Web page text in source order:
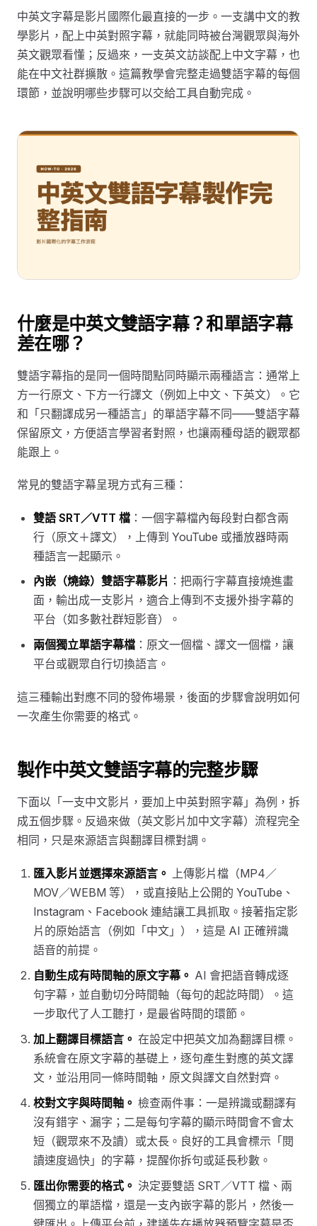
中英文字幕是影片國際化最直接的一步。一支講中文的教
學影片，配上中英對照字幕，就能同時被台灣觀眾與海外
英文觀眾看懂；反過來，一支英文訪談配上中文字幕，也
能在中文社群擴散。這篇教學會完整走過雙語字幕的每個
環節，並說明哪些步驟可以交給工具自動完成。
什麼是中英文雙語字幕？和單語字幕
差在哪？
雙語字幕指的是同一個時間點同時顯示兩種語言：通常上
方一行原文、下方一行譯文（例如上中文、下英文）。它
和「只翻譯成另一種語言」的單語字幕不同——雙語字幕
保留原文，方便語言學習者對照，也讓兩種母語的觀眾都
能跟上。
常見的雙語字幕呈現方式有三種：
雙語 SRT／VTT 檔 ：一個字幕檔內每段對白都含兩
行（原文＋譯文），上傳到 YouTube 或播放器時兩
種語言一起顯示。
內嵌（燒錄）雙語字幕影片 ：把兩行字幕直接燒進畫
面，輸出成一支影片，適合上傳到不支援外掛字幕的
平台（如多數社群短影音）。
兩個獨立單語字幕檔 ：原文一個檔、譯文一個檔，讓
平台或觀眾自行切換語言。
這三種輸出對應不同的發佈場景，後面的步驟會說明如何
一次產生你需要的格式。
製作中英文雙語字幕的完整步驟
下面以「一支中文影片，要加上中英對照字幕」為例，拆
成五個步驟。反過來做（英文影片加中文字幕）流程完全
相同，只是來源語言與翻譯目標對調。
匯入影片並選擇來源語言。 上傳影片檔（MP4／
MOV／WEBM 等），或直接貼上公開的 YouTube、
Instagram、Facebook 連結讓工具抓取。接著指定影
片的原始語言（例如「中文」），這是 AI 正確辨識
語音的前提。
自動生成有時間軸的原文字幕。 AI 會把語音轉成逐
句字幕，並自動切分時間軸（每句的起訖時間）。這
一步取代了人工聽打，是最省時間的環節。
加上翻譯目標語言。 在設定中把英文加為翻譯目標。
系統會在原文字幕的基礎上，逐句產生對應的英文譯
文，並沿用同一條時間軸，原文與譯文自然對齊。
校對文字與時間軸。 檢查兩件事：一是辨識或翻譯有
沒有錯字、漏字；二是每句字幕的顯示時間會不會太
短（觀眾來不及讀）或太長。良好的工具會標示「閱
讀速度過快」的字幕，提醒你拆句或延長秒數。
匯出你需要的格式。 決定要雙語 SRT／VTT 檔、兩
個獨立的單語檔，還是一支內嵌字幕的影片，然後一